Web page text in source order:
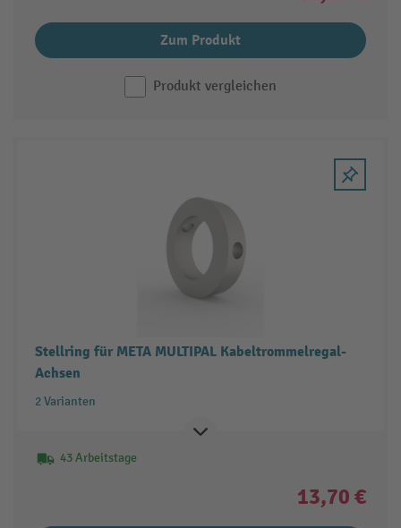
Zum Produkt
Produkt vergleichen
Stellring für META MULTIPAL Kabeltrommelregal-
Achsen
2 Varianten
43 Arbeitstage
13,70 €